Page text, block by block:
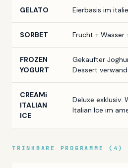
GELATO Eierbasis im
SORBET Frucht + Wasser
FROZEN
YOGURT
Gekaufter
Dessert
CREAMi
ITALIAN
ICE
Deluxe exklusiv:
Italian Ice im
TRINKBARE PROGRAMME (4)